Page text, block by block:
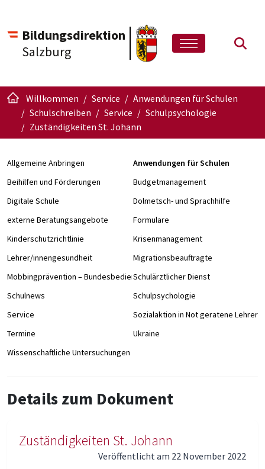
Bildungsdirektion
Salzburg
Willkommen Service
Anwendungen für Schulen
Schulschreiben
Service
Schulpsychologie
Zuständigkeiten St. Johann
Allgemeine Anbringen
Anwendungen für Schulen
Beihilfen und Förderungen
Budgetmanagement
Digitale Schule
Dolmetsch- und Sprachhilfe
externe Beratungsangebote
Formulare
Kinderschutzrichtlinie
Krisenmanagement
Lehrer/innengesundheit
Migrationsbeauftragte
Mobbingprävention – Bundesbedienstete an Schulen
Schulärztlicher Dienst
Schulnews
Schulpsychologie
Service
Sozialaktion in Not geratene Lehrer/
Termine
Ukraine
Wissenschaftliche Untersuchungen
Details zum Dokument
Zuständigkeiten St. Johann
Veröffentlicht am 22 November 2022